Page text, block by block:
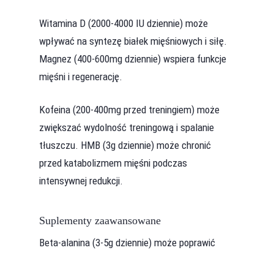
Witamina D (2000-4000 IU dziennie) może
wpływać na syntezę białek mięśniowych i siłę.
Magnez (400-600mg dziennie) wspiera funkcje
mięśni i regenerację.
Kofeina (200-400mg przed treningiem) może
zwiększać wydolność treningową i spalanie
tłuszczu. HMB (3g dziennie) może chronić
przed katabolizmem mięśni podczas
intensywnej redukcji.
Suplementy zaawansowane
Beta-alanina (3-5g dziennie) może poprawić